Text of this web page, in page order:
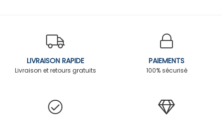
LIVRAISON RAPIDE
Livraison et retours gratuits
PAIEMENTS
100% sécurisé